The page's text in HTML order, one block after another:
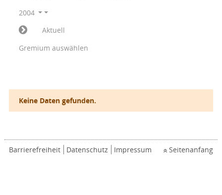
2004
Aktuell
Gremium auswählen
Keine Daten gefunden.
Barrierefreiheit Datenschutz Impressum Seitenanfang